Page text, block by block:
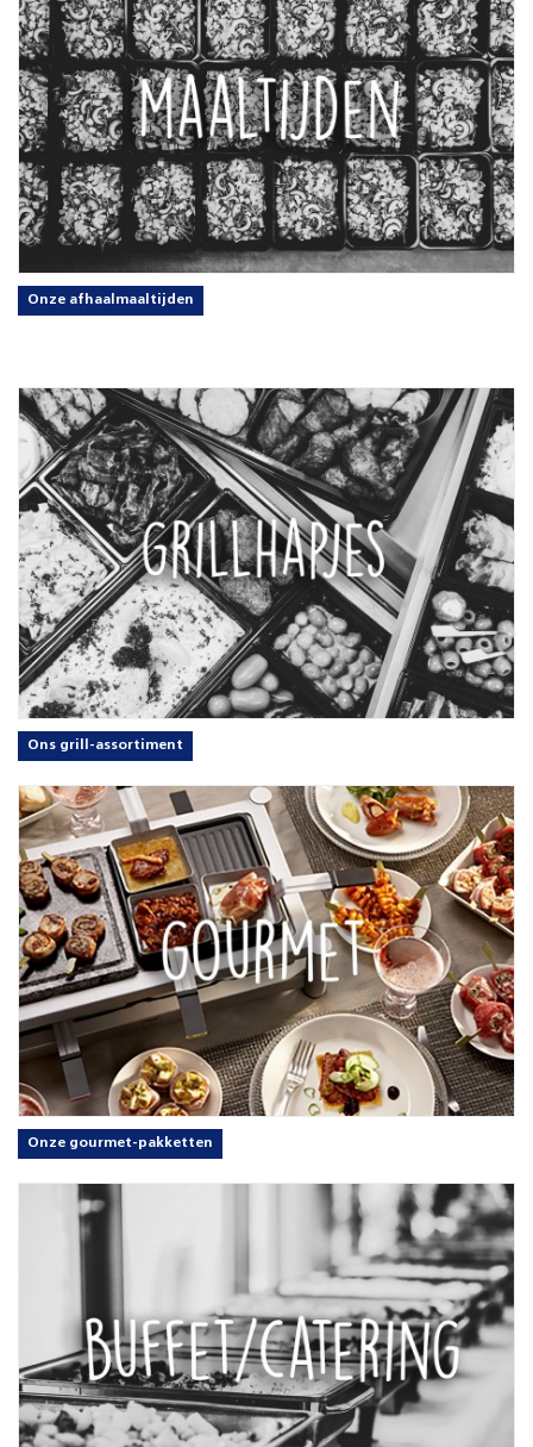
Onze afhaalmaaltijden
Ons grill-assortiment
Onze gourmet-pakketten